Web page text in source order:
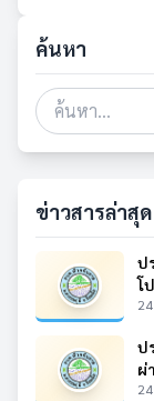
ค้นหา
ข่าวสารล่าสุด
ป
โ
ป
ผ่